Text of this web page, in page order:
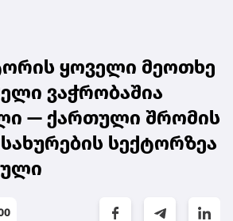
ყოველი მეოთხე
ვაჭრობაშია
— ქართული შრომის
სექტორზეა